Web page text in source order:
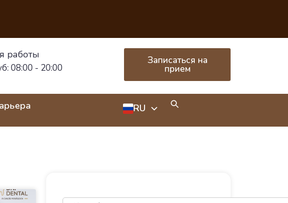
работы
08:00 - 20:00
Записаться на
прием
RU
HU